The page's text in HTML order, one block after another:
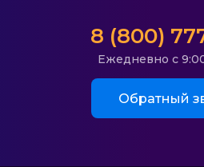
8 (800)
Ежедневно с
Обратный